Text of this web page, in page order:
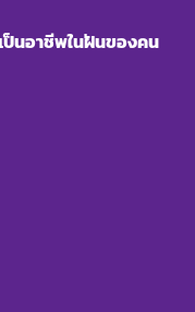
ป็นอาชีพในฝันของคน